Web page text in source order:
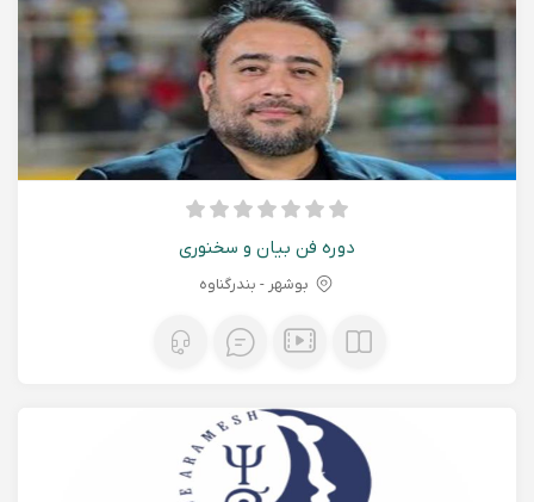
دوره فن بیان و سخنوری
بوشهر - بندرگناوه